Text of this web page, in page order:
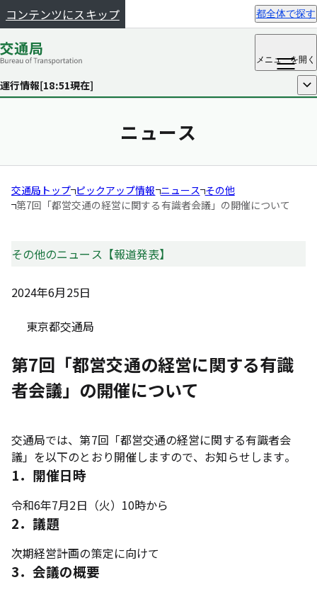
コンテンツにスキップ 都全体で探す
メニューを開く
運行情報[18:51現在] 開く
ニュース
交通局トップ ピックアップ情報 ニュース その他
第7回「都営交通の経営に関する有識者会議」の開催について
その他のニュース【報道発表】
2024年6月25日
東京都交通局
第7回「都営交通の経営に関する有識
者会議」の開催について
交通局では、第7回「都営交通の経営に関する有識者会
議」を以下のとおり開催しますので、お知らせします。
1．開催日時
令和6年7月2日（火）10時から
2．議題
次期経営計画の策定に向けて
3．会議の概要